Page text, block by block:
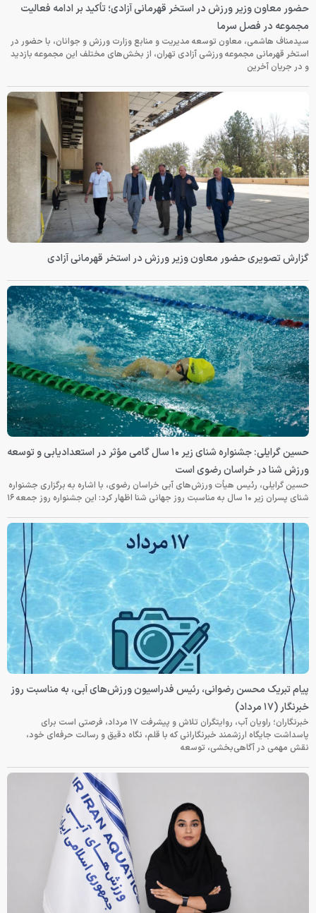
حضور معاون وزیر ورزش در استخر قهرمانی آزادی؛ تأکید بر ادامه فعالیت
مجموعه در فصل سرما
سیدمناف هاشمی، معاون توسعه مدیریت و منابع وزارت ورزش و جوانان، با حضور در
استخر قهرمانی مجموعه ورزشی آزادی تهران، از بخش‌های مختلف این مجموعه بازدید
و در جریان آخرین
گزارش تصویری حضور معاون وزیر ورزش در استخر قهرمانی آزادی
حسین گرایلی: جشنواره شنای زیر ۱۰ سال گامی مؤثر در استعدادیابی و توسعه
ورزش شنا در خراسان رضوی است
حسین گرایلی، رئیس هیأت ورزش‌های آبی خراسان رضوی، با اشاره به برگزاری جشنواره
شنای پسران زیر ۱۰ سال به مناسبت روز جهانی شنا اظهار کرد: این جشنواره روز جمعه‌ ۱۶
پیام تبریک محسن رضوانی، رئیس فدراسیون ورزش‌های آبی، به مناسبت روز
خبرنگار (۱۷ مرداد)
خبرنگاران؛ راویان آب، روایتگران تلاش و پیشرفت ۱۷ مرداد، فرصتی است برای
پاسداشت جایگاه ارزشمند خبرنگارانی که با قلم، نگاه دقیق و رسالت حرفه‌ای خود،
نقش مهمی در آگاهی‌بخشی، توسعه